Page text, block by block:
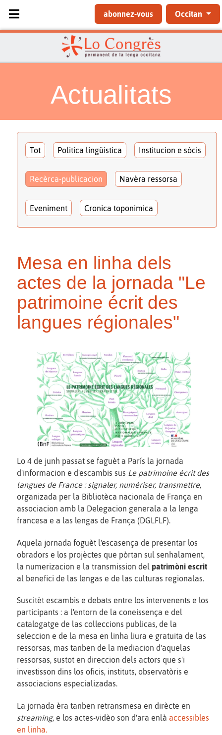
Sélectionnez votre langue
abonnez-vous Occitan
Actualitats
Tot Politica lingüistica Institucion e sòcis
Recèrca-publicacion Navèra ressorsa
Eveniment Cronica toponimica
Mesa en linha dels
actes de la jornada "Le
patrimoine écrit des
langues régionales"
Lo 4 de junh passat se faguèt a París la jornada
d'informacion e d'escambis sus Le patrimoine écrit des
langues de France : signaler, numériser, transmettre,
organizada per la Bibliotèca nacionala de França en
associacion amb la Delegacion generala a la lenga
francesa e a las lengas de França (DGLFLF).
Aquela jornada foguèt l'escasença de presentar los
obradors e los projèctes que pòrtan sul senhalament,
la numerizacion e la transmission del patrimòni escrit
al benefici de las lengas e de las culturas regionalas.
Suscitèt escambis e debats entre los intervenents e los
participants : a l'entorn de la coneissença e del
catalogatge de las colleccions publicas, de la
seleccion e de la mesa en linha liura e gratuita de las
ressorsas, mas tanben de la mediacion d'aquelas
ressorsas, sustot en direccion dels actors que s'i
investisson dins los oficis, instituts, observatòris e
associacions especializadas.
La jornada èra tanben retransmesa en dirècte en
streaming, e los actes-vidèo son d'ara enlà accessibles
en linha.